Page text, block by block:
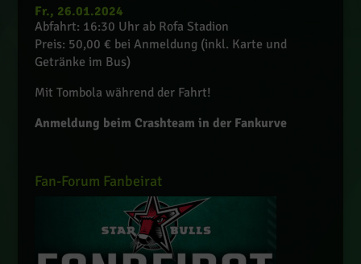
Fr., 26.01.2024
Abfahrt: 16:30 Uhr ab Rofa Stadion
Preis: 50,00 € bei Anmeldung (inkl. Karte und
Getränke im Bus)
Mit Tombola während der Fahrt!
Anmeldung beim Crashteam in der Fankurve
Fan-Forum Fanbeirat